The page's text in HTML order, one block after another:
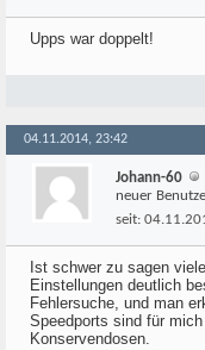
Upps war doppelt!
04.11.2014, 23:42
Johann-60
neuer
seit:
Ist schwer zu sagen
Einstellungen deutlich
Fehlersuche, und man
Speedports sind für
Konservendosen.